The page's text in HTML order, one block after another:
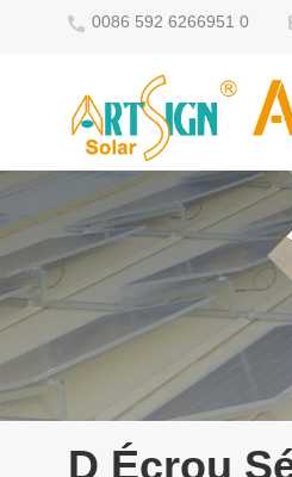
0086 592 6266951 0
D Écrou